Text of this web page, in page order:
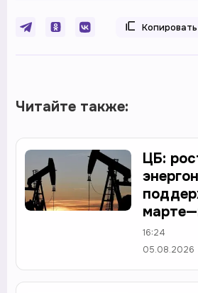
Читайте также:
ЦБ:
16:24
05.08.2026